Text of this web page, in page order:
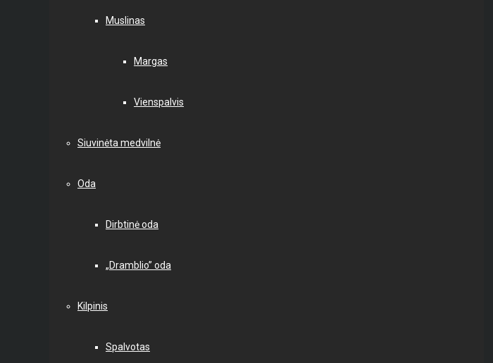
Muslinas
Margas
Vienspalvis
Siuvinėta medvilnė
Oda
Dirbtinė oda
„Dramblio” oda
Kilpinis
Spalvotas